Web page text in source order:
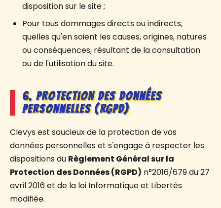
disposition sur le site ;
Pour tous dommages directs ou indirects,
quelles qu'en soient les causes, origines, natures
ou conséquences, résultant de la consultation
ou de l'utilisation du site.
6. Protection des données
personnelles (RGPD)
Clevys est soucieux de la protection de vos
données personnelles et s'engage à respecter les
dispositions du Règlement Général sur la
Protection des Données (RGPD) n°2016/679 du 27
avril 2016 et de la loi Informatique et Libertés
modifiée.